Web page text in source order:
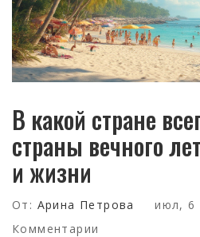
В какой стране
страны вечного
и жизни
От: Арина Петрова июл, 6
Комментарии